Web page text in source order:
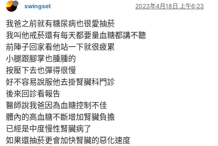
swingset 2023年4月18日 上午6:23
我爸之前就有糖尿病也很愛抽菸
我叫他戒菸還有每天都要量血糖都講不聽
前陣子回家看他站一下就很疲累
小腿跟腳掌也腫腫的
按壓下去也彈得很慢
好不容易說服他去掛腎臟科門診
後來回診看報告
醫師說我爸因為血糖控制不佳
體內的高血糖不斷增加腎臟負擔
已經是中度慢性腎臟病了
如果還抽菸更會加快腎臟的惡化速度